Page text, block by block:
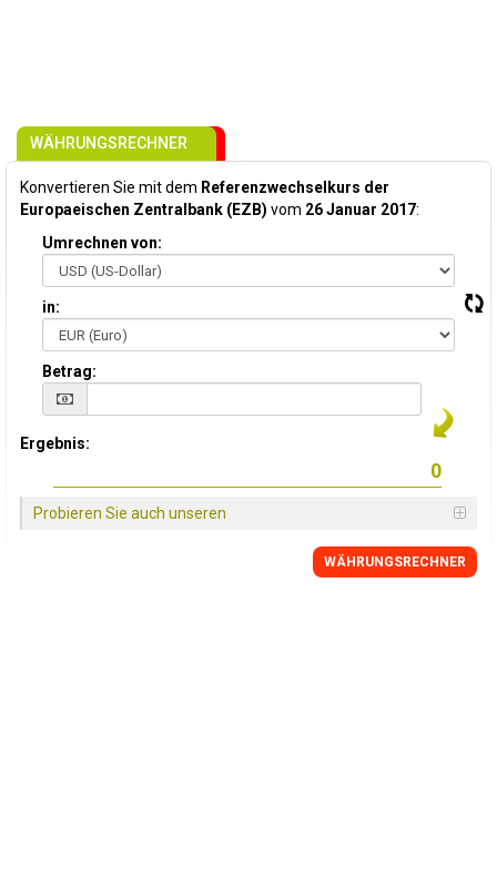
WÄHRUNGSRECHNER
Konvertieren Sie mit dem Referenzwechselkurs der
Europaeischen Zentralbank (EZB) vom 26 Januar 2017:
Umrechnen von:
in:
Betrag:
Ergebnis:
Probieren Sie auch unseren
WÄHRUNGSRECHNER